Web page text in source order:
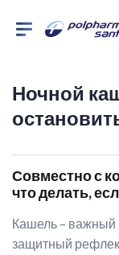
Ночной
Совместно с
что делать,
Кашель – важный
защитный